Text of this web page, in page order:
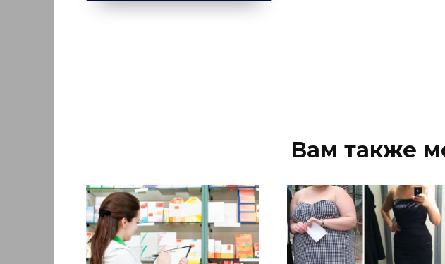
Вам также